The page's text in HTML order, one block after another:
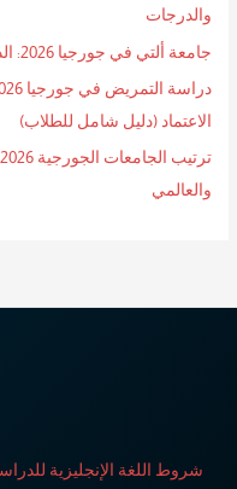
والدرجات
جامعة ألتي في جورجيا 2026: الدليل المرجعي الشامل للطلاب الدوليين
الاعتماد (دليل شامل للطلاب)
والعالمي